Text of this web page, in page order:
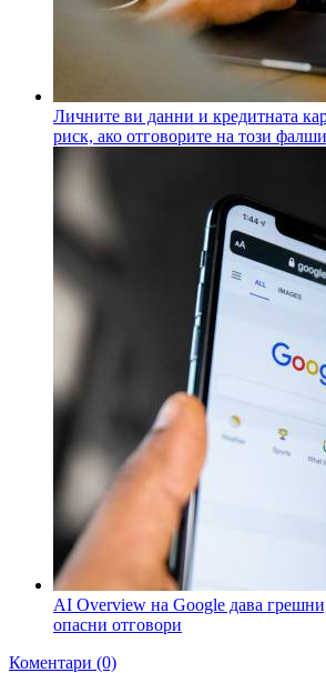
Личните ви данни и кредитната
риск, ако отговорите на този
AI Overview на Google дава
опасни отговори
Коментари (0)